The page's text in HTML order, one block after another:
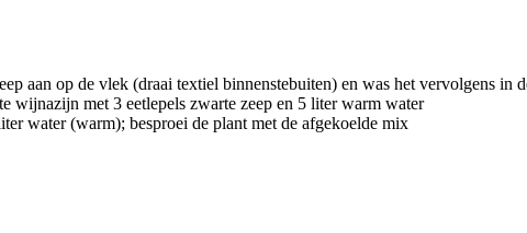
aan op de vlek (draai textiel binnenstebuiten) en was het vervolgens in
wijnazijn met 3 eetlepels zwarte zeep en 5 liter warm water
water (warm); besproei de plant met de afgekoelde mix